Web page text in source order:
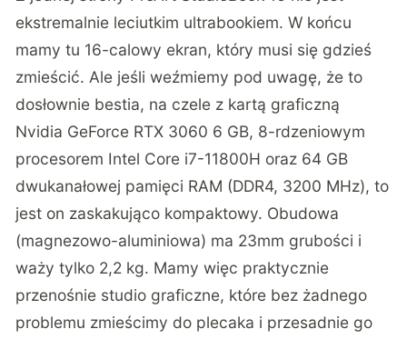
ekstremalnie leciutkim ultrabookiem. W końcu
mamy tu 16-calowy ekran, który musi się gdzieś
zmieścić. Ale jeśli weźmiemy pod uwagę, że to
dosłownie bestia, na czele z kartą graficzną
Nvidia GeForce RTX 3060 6 GB, 8-rdzeniowym
procesorem Intel Core i7-11800H oraz 64 GB
dwukanałowej pamięci RAM (DDR4, 3200 MHz), to
jest on zaskakująco kompaktowy. Obudowa
(magnezowo-aluminiowa) ma 23mm grubości i
waży tylko 2,2 kg. Mamy więc praktycznie
przenośnie studio graficzne, które bez żadnego
problemu zmieścimy do plecaka i przesadnie go